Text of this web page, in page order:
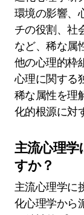
関係や社会的
するのに役立
進化心理
性は何で
環境の影響、
チの役割、社
など、稀な属
他の心理的枠
心理に関する